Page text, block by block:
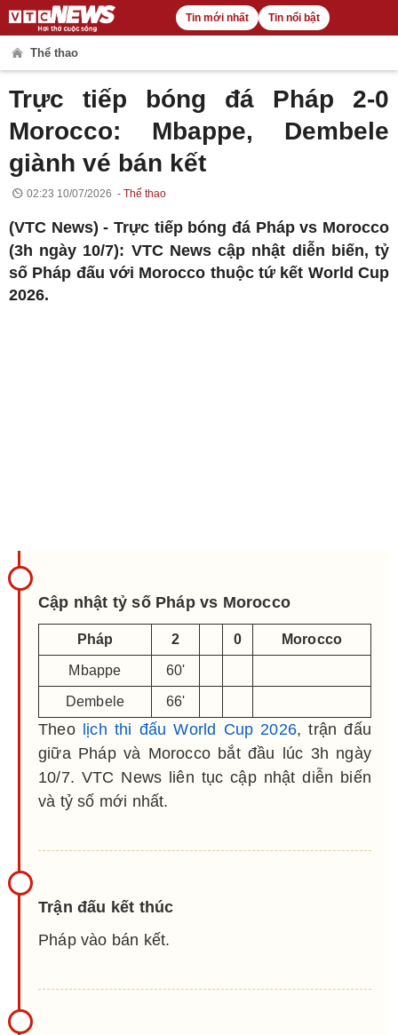
Tin mới nhất Tin nổi bật
Thể thao
Trực tiếp bóng đá Pháp 2-0
Morocco: Mbappe, Dembele
giành vé bán kết
02:23 10/07/2026 Thể thao
(VTC News) - Trực tiếp bóng đá Pháp vs Morocco
(3h ngày 10/7): VTC News cập nhật diễn biến, tỷ
số Pháp đấu với Morocco thuộc tứ kết World Cup
2026.
Cập nhật tỷ số Pháp vs Morocco
Pháp 2 0 Morocco
Mbappe 60'
Dembele 66'
Theo lịch thi đấu World Cup 2026, trận đấu
giữa Pháp và Morocco bắt đầu lúc 3h ngày
10/7. VTC News liên tục cập nhật diễn biến
và tỷ số mới nhất.
Trận đấu kết thúc
Pháp vào bán kết.